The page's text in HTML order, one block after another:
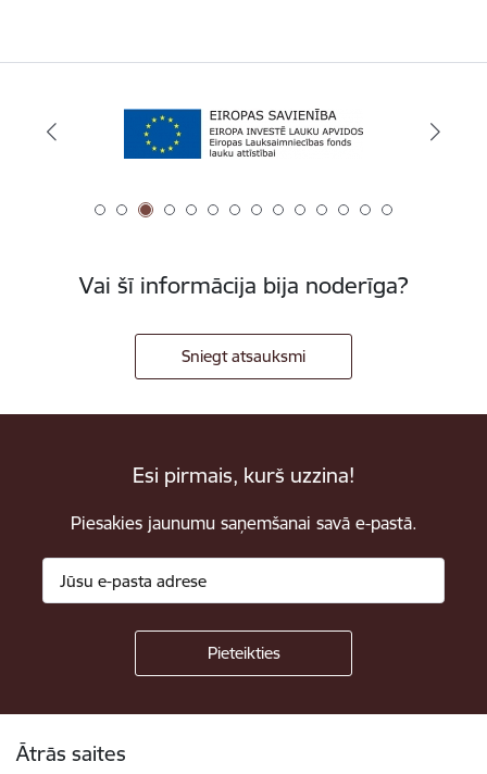
Vai šī informācija bija noderīga?
Sniegt atsauksmi
Esi pirmais, kurš uzzina!
Piesakies jaunumu saņemšanai savā e-pastā.
Ātrās saites